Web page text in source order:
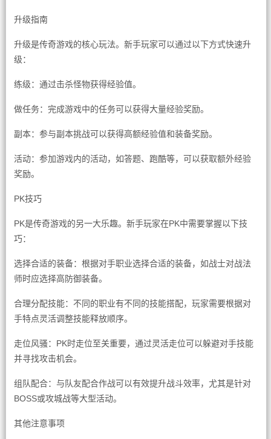
升级指南
升级是传奇游戏的核心玩法。新手玩家可以通过以下方式快速升
级：
练级：通过击杀怪物获得经验值。
做任务：完成游戏中的任务可以获得大量经验奖励。
副本：参与副本挑战可以获得高额经验值和装备奖励。
活动：参加游戏内的活动，如答题、跑酷等，可以获取额外经验
奖励。
PK技巧
PK是传奇游戏的另一大乐趣。新手玩家在PK中需要掌握以下技
巧：
选择合适的装备：根据对手职业选择合适的装备，如战士对战法
师时应选择高防御装备。
合理分配技能：不同的职业有不同的技能搭配，玩家需要根据对
手特点灵活调整技能释放顺序。
走位风骚：PK时走位至关重要，通过灵活走位可以躲避对手技能
并寻找攻击机会。
组队配合：与队友配合作战可以有效提升战斗效率，尤其是针对
BOSS或攻城战等大型活动。
其他注意事项